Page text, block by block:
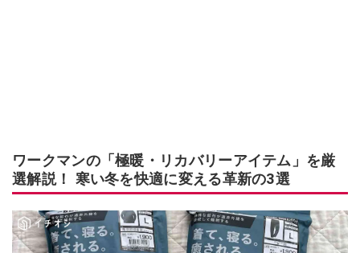
ワークマンの「極暖・リカバリーアイテム」を厳
選解説！ 寒い冬を快適に変える革新の3選